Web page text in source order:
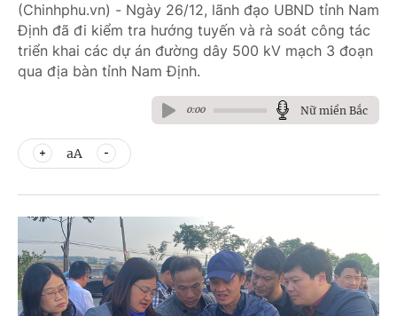
(Chinhphu.vn) - Ngày 26/12, lãnh đạo UBND tỉnh Nam
Định đã đi kiểm tra hướng tuyến và rà soát công tác
triển khai các dự án đường dây 500 kV mạch 3 đoạn
qua địa bàn tỉnh Nam Định.
0:00 Nữ miền Bắc
aA